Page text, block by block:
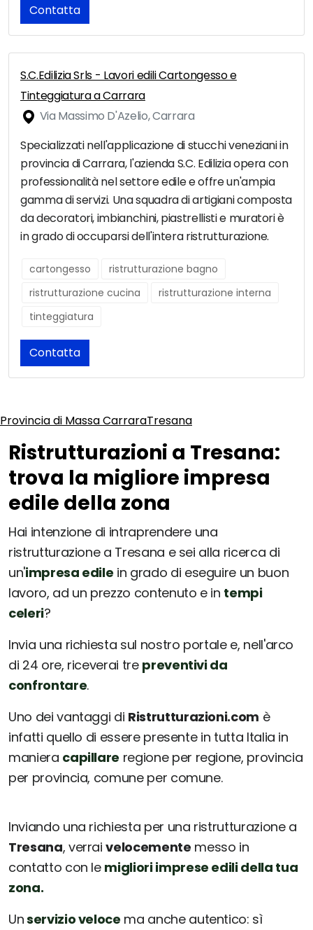
Contatta
S.C.Edilizia Srls - Lavori edili Cartongesso e
Tinteggiatura a Carrara
Via Massimo D'Azelio, Carrara
Specializzati nell'applicazione di stucchi veneziani in
provincia di Carrara, l'azienda S.C. Edilizia opera con
professionalità nel settore edile e offre un'ampia
gamma di servizi. Una squadra di artigiani composta
da decoratori, imbianchini, piastrellisti e muratori è
in grado di occuparsi dell'intera ristrutturazione.
cartongesso
ristrutturazione bagno
ristrutturazione cucina
ristrutturazione interna
tinteggiatura
Contatta
Provincia di Massa CarraraTresana
Ristrutturazioni a Tresana:
trova la migliore impresa
edile della zona
Hai intenzione di intraprendere una
ristrutturazione a Tresana e sei alla ricerca di
un'impresa edile in grado di eseguire un buon
lavoro, ad un prezzo contenuto e in tempi
celeri?
Invia una richiesta sul nostro portale e, nell'arco
di 24 ore, riceverai tre preventivi da
confrontare.
Uno dei vantaggi di Ristrutturazioni.com è
infatti quello di essere presente in tutta Italia in
maniera capillare regione per regione, provincia
per provincia, comune per comune.
Inviando una richiesta per una ristrutturazione a
Tresana, verraivelocemente messo in
contatto con le migliori imprese edili della tua
zona.
Unservizio veloce ma anche autentico: sì